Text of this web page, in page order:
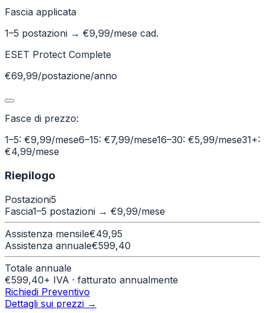
Fascia applicata
1–5 postazioni → €9,99/mese cad.
ESET Protect Complete
€69,99/postazione/anno
Fasce di prezzo:
1–5: €9,99/mese6–15: €7,99/mese16–30: €5,99/mese31+:
€4,99/mese
Riepilogo
Postazioni5
Fascia1–5 postazioni → €9,99/mese
Assistenza mensile€49,95
Assistenza annuale€599,40
Totale annuale
€599,40+ IVA · fatturato annualmente
Richiedi Preventivo
Dettagli sui prezzi →